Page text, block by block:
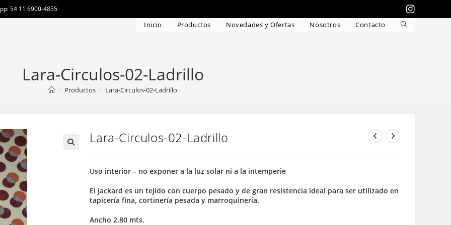
54 11 6900-4855
Inicio Productos Novedades y Ofertas Nosotros Contacto
Alternar
Lara-Circulos-02-Ladrillo
> Productos > Lara-Circulos-02-Ladrillo
Lara-Circulos-02-Ladrillo
Uso interior – no exponer a la luz solar ni a la intemperie
El jackard es un tejido con cuerpo pesado y de gran resistencia ideal para ser utilizado en
tapicería fina, cortinería pesada y marroquinería.
Ancho 2.80 mts.